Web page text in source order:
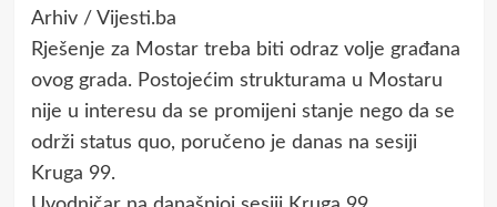
Arhiv / Vijesti.ba
Rješenje za Mostar treba biti odraz volje građana
ovog grada. Postojećim strukturama u Mostaru
nije u interesu da se promijeni stanje nego da se
održi status quo, poručeno je danas na sesiji
Kruga 99.